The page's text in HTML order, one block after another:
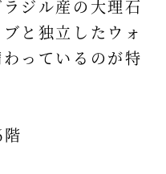
ジル産の大理石
と独立したウォ
っているのが特